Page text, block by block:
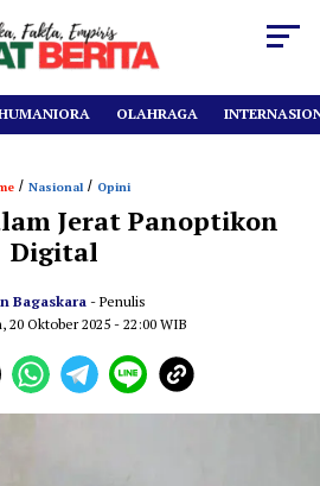
OLAHRAGA
/ Nasional / Opini
Jerat Panoptikon
Digital
Bagaskara- Penulis
20 Oktober 2025 - 22:00 WIB